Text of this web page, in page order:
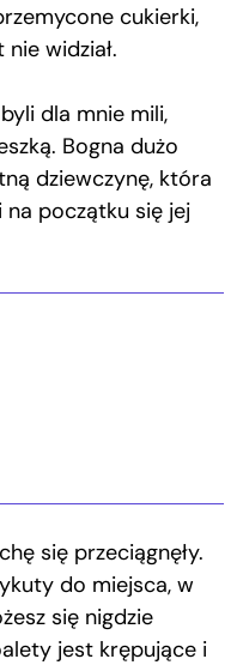
cukierki,
widział.
dla mnie mili,
Bogna dużo
dziewczynę, która
na początku się jej
się przeciągnęły.
do miejsca, w
się nigdzie
jest krępujące i